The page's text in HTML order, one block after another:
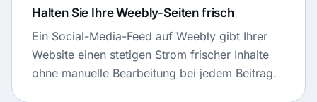
Halten Sie Ihre Weebly-Seiten frisch
Ein Social-Media-Feed auf Weebly gibt Ihrer
Website einen stetigen Strom frischer Inhalte
ohne manuelle Bearbeitung bei jedem Beitrag.